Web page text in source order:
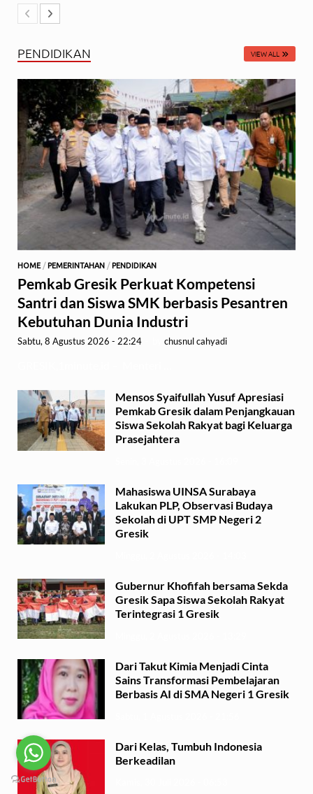
PENDIDIKAN VIEW ALL
HOME/ PEMERINTAHAN / PENDIDIKAN
Pemkab Gresik Perkuat Kompetensi
Santri dan Siswa SMK berbasis Pesantren
Kebutuhan Dunia Industri
Sabtu, 8 Agustus 2026 - 22:24 chusnul cahyadi
Mensos Syaifullah Yusuf Apresiasi
Pemkab Gresik dalam Penjangkauan
Siswa Sekolah Rakyat bagi Keluarga
Prasejahtera
Mahasiswa UINSA Surabaya
Lakukan PLP, Observasi Budaya
Sekolah di UPT SMP Negeri 2
Gresik
Gubernur Khofifah bersama Sekda
Gresik Sapa Siswa Sekolah Rakyat
Terintegrasi 1 Gresik
Dari Takut Kimia Menjadi Cinta
Sains Transformasi Pembelajaran
Berbasis AI di SMA Negeri 1 Gresik
Dari Kelas, Tumbuh Indonesia
Berkeadilan